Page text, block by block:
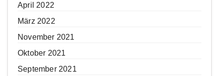
April 2022
März 2022
November 2021
Oktober 2021
September 2021